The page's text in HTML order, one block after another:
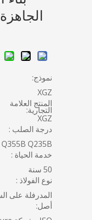
نموذج:
XGZ
المنتج العلامة
التجارية:
XGZ
درجة الصلب :
Q355B Q235B
خدمة الحياة :
50 سنة
نوع الفولاذ :
المدرفلة على
أصل: